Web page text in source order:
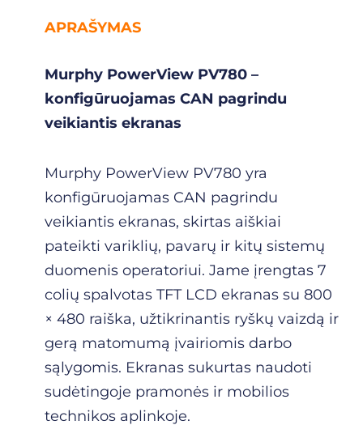
APRAŠYMAS
Murphy PowerView PV780 –
konfigūruojamas CAN pagrindu
veikiantis ekranas
Murphy PowerView PV780 yra
konfigūruojamas CAN pagrindu
veikiantis ekranas, skirtas aiškiai
pateikti variklių, pavarų ir kitų sistemų
duomenis operatoriui. Jame įrengtas 7
colių spalvotas TFT LCD ekranas su 800
× 480 raiška, užtikrinantis ryškų vaizdą ir
gerą matomumą įvairiomis darbo
sąlygomis. Ekranas sukurtas naudoti
sudėtingoje pramonės ir mobilios
technikos aplinkoje.